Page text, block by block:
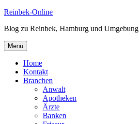
Zum
springen
Reinbek-Online
Blog zu Reinbek, Hamburg und Umgebung
Menü
Home
Kontakt
Branchen
Anwalt
Apotheken
Ärzte
Banken